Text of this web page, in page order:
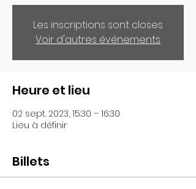
Les inscriptions sont closes
Voir d'autres événements
Heure et lieu
02 sept. 2023, 15:30 – 16:30
Lieu à définir
Billets